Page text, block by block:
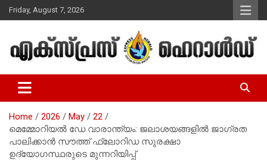
Skip
to
Friday, August 7, 2026
Express Herald – Malayalam
Christian News
Home 2026 May
22
മെമ്മോറിയൽ ഡേ വാരാന്ത്യം: ജലാശയങ്ങളിൽ ജാഗ്രത
പാലിക്കാൻ സൗത്ത് ഫ്ലോറിഡ സുരക്ഷാ
ഉദ്യോഗസ്ഥരുടെ മുന്നറിയിപ്പ്